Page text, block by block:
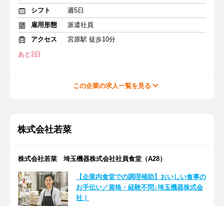
シフト
週5日
雇用形態
派遣社員
アクセス
宮原駅 徒歩10分
あと2日
この企業の求人一覧を見る
株式会社若菜
株式会社若菜 埼玉機器株式会社社員食堂（A28）
【企業内食堂での調理補助】おいしい食事の
お手伝い／資格・経験不問♪埼玉機器株式会
社！